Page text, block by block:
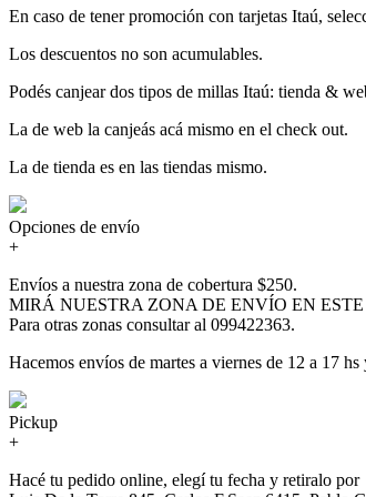
En caso de tener promoción con tarjetas Itaú,
Los descuentos no son acumulables.
Podés canjear dos tipos de millas Itaú: tienda &
La de web la canjeás acá mismo en el check out.
La de tienda es en las tiendas mismo.
Opciones de envío
+
Envíos a nuestra zona de cobertura $250.
MIRÁ NUESTRA ZONA DE ENVÍO EN ESTE
Para otras zonas consultar al 099422363.
Hacemos envíos de martes a viernes de 12 a 17 hs
Pickup
+
Hacé tu pedido online, elegí tu fecha y retiralo por